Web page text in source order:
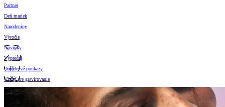
Partner
Deň matiek
Narodeniny
Výročie
Novinky
Výpredaj
Darčekové poukazy
Vzory pre gravírovanie